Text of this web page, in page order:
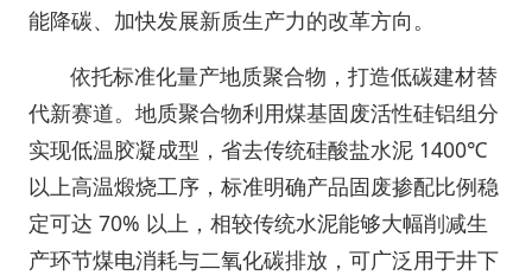
能降碳、加快发展新质生产力的改革方向。
依托标准化量产地质聚合物，打造低碳建材替
代新赛道。地质聚合物利用煤基固废活性硅铝组分
实现低温胶凝成型，省去传统硅酸盐水泥 1400℃
以上高温煅烧工序，标准明确产品固废掺配比例稳
定可达 70% 以上，相较传统水泥能够大幅削减生
产环节煤电消耗与二氧化碳排放，可广泛用于井下